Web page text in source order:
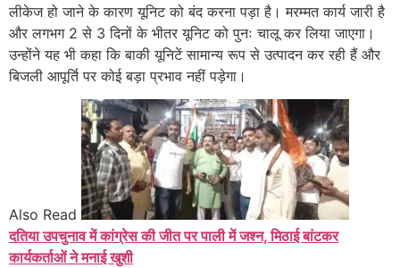
लीकेज हो जाने के कारण यूनिट को बंद करना पड़ा है। मरम्मत कार्य जारी है
और लगभग 2 से 3 दिनों के भीतर यूनिट को पुनः चालू कर लिया जाएगा।
उन्होंने यह भी कहा कि बाकी यूनिटें सामान्य रूप से उत्पादन कर रही हैं और
बिजली आपूर्ति पर कोई बड़ा प्रभाव नहीं पड़ेगा।
Also Read
दतिया उपचुनाव में कांग्रेस की जीत पर पाली में जश्न, मिठाई बांटकर
कार्यकर्ताओं ने मनाई खुशी